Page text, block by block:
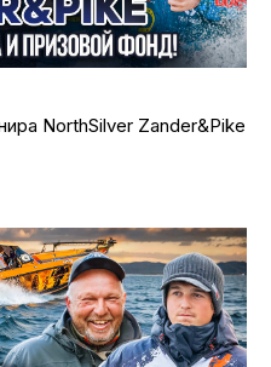
NorthSilver Zander&Pike